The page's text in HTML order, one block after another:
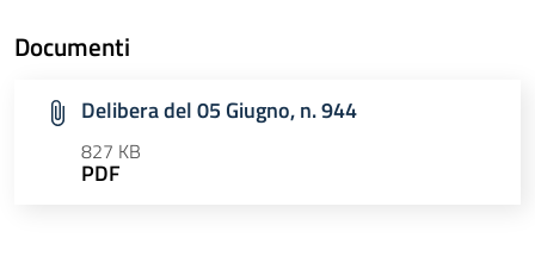
Documenti
Delibera del 05 Giugno, n. 944
827 KB
PDF